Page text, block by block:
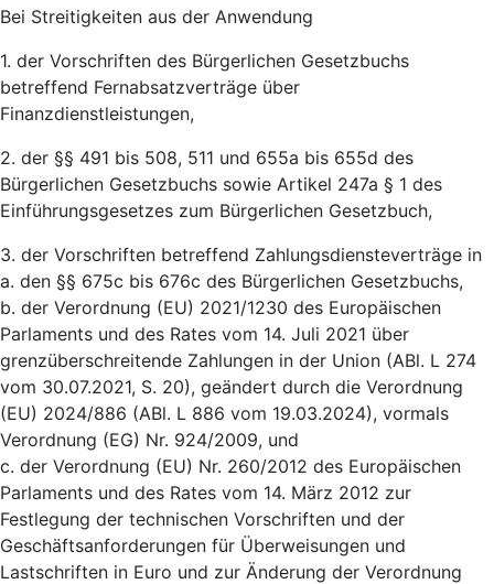
Bei Streitigkeiten aus der Anwendung
1. der Vorschriften des Bürgerlichen Gesetzbuchs
betreffend Fernabsatzverträge über
Finanzdienstleistungen,
2. der §§ 491 bis 508, 511 und 655a bis 655d des
Bürgerlichen Gesetzbuchs sowie Artikel 247a § 1 des
Einführungsgesetzes zum Bürgerlichen Gesetzbuch,
3. der Vorschriften betreffend Zahlungsdiensteverträge in
a. den §§ 675c bis 676c des Bürgerlichen Gesetzbuchs,
b. der Verordnung (EU) 2021/1230 des Europäischen
Parlaments und des Rates vom 14. Juli 2021 über
grenzüberschreitende Zahlungen in der Union (ABl. L 274
vom 30.07.2021, S. 20), geändert durch die Verordnung
(EU) 2024/886 (ABl. L 886 vom 19.03.2024), vormals
Verordnung (EG) Nr. 924/2009, und
c. der Verordnung (EU) Nr. 260/2012 des Europäischen
Parlaments und des Rates vom 14. März 2012 zur
Festlegung der technischen Vorschriften und der
Geschäftsanforderungen für Überweisungen und
Lastschriften in Euro und zur Änderung der Verordnung